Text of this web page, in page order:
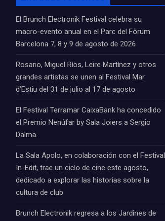
El Brunch Electronik Festival celebra su
macro-evento anual en el Parc del Fòrum
Barcelona 7, 8 y 9 de agosto de 2026
Rosario, Miguel Ríos, Leire Martínez y otros
grandes artistas se unen al Festival Mar
d’Estiu del 31 de julio al 17 de agosto
El Festival Terramar CaixaBank ha concedido
el Premio Nenúfar by Sala Joiers a Sergio
Dalma.
La Sala Apolo, en colaboración con el Festival
In-Edit, trae un ciclo de cine este agosto,
dedicado a explorar las historias sobre la
cultura de club
Brunch Electronik regresa a los Jardines de